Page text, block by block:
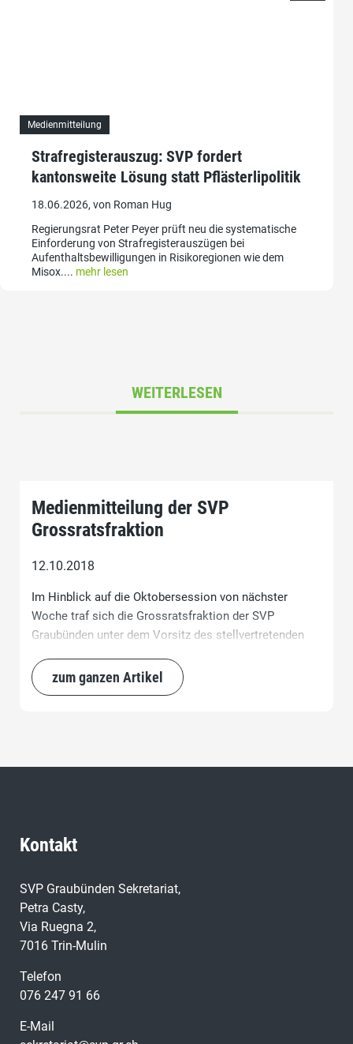
Medienmitteilung
Strafregisterauszug: SVP fordert
kantonsweite Lösung statt Pflästerlipolitik
18.06.2026, von Roman Hug
Regierungsrat Peter Peyer prüft neu die systematische
Einforderung von Strafregisterauszügen bei
Aufenthaltsbewilligungen in Risikoregionen wie dem
Misox.... mehr lesen
WEITERLESEN
Medienmitteilung der SVP
Grossratsfraktion
12.10.2018
Im Hinblick auf die Oktobersession von nächster
Woche traf sich die Grossratsfraktion der SVP
Graubünden unter dem Vorsitz des stellvertretenden
2018 in Landquart. Dabei wurde unter anderem zur
Teilrevision des kantonalen Raumplanungsgesetzes
vielfach über die Vor-gaben des Bundes, in das
zum ganzen Artikel
Kontakt
SVP Graubünden Sekretariat,
Petra Casty,
Via Ruegna 2,
7016 Trin-Mulin
Telefon
076 247 91 66
E-Mail